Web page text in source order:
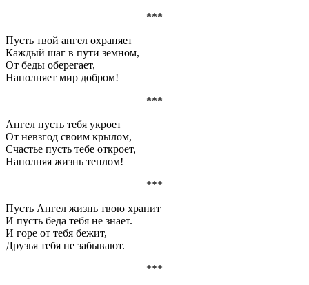
***
Пусть твой ангел охраняет
Каждый шаг в пути земном,
От беды оберегает,
Наполняет мир добром!
***
Ангел пусть тебя укроет
От невзгод своим крылом,
Счастье пусть тебе откроет,
Наполняя жизнь теплом!
***
Пусть Ангел жизнь твою хранит
И пусть беда тебя не знает.
И горе от тебя бежит,
Друзья тебя не забывают.
***